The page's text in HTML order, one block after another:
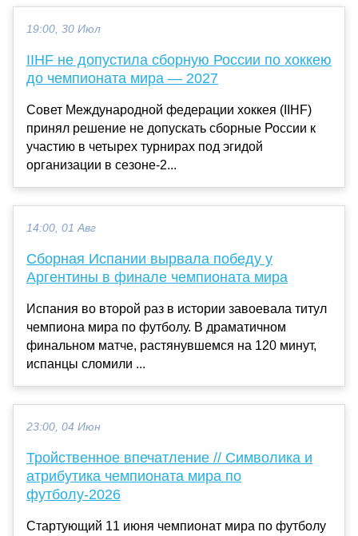
19:00, 30 Июл
IIHF не допустила сборную России по хоккею
до чемпионата мира — 2027
Совет Международной федерации хоккея (IIHF)
принял решение не допускать сборные России к
участию в четырех турнирах под эгидой
организации в сезоне-2...
14:00, 01 Авг
Сборная Испании вырвала победу у
Аргентины в финале чемпионата мира
Испания во второй раз в истории завоевала титул
чемпиона мира по футболу. В драматичном
финальном матче, растянувшемся на 120 минут,
испанцы сломили ...
23:00, 04 Июн
Тройственное впечатление // Символика и
атрибутика чемпионата мира по
футболу-2026
Стартующий 11 июня чемпионат мира по футболу